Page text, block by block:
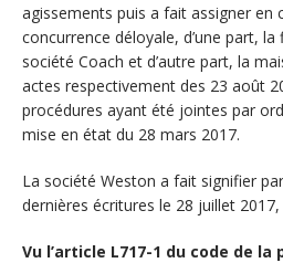
agissements puis a fait assigner
concurrence déloyale, d’une part,
société Coach et d’autre part, la
actes respectivement des 23 août
procédures ayant été jointes par
mise en état du 28 mars 2017.
La société Weston a fait signifier
dernières écritures le 28 juillet
Vu l’article L717-1 du code de